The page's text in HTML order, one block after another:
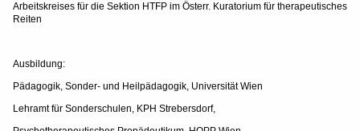
Arbeitskreises für die Sektion HTFP im Österr. Kuratorium für therapeutisches
Reiten
Ausbildung:
Pädagogik, Sonder- und Heilpädagogik, Universität Wien
Lehramt für Sonderschulen, KPH Strebersdorf,